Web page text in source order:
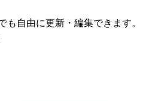
も自由に更新・編集できます。